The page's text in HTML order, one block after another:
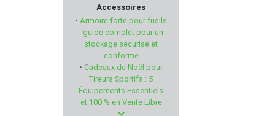
MAX KNIVES
HISTORIA LOISIRS
MARTINEZ ALBAINOX
CALDWELL
Accessoires
• Armoire forte pour fusils
: guide complet pour un
stockage sécurisé et
conforme
• Cadeaux de Noël pour
Tireurs Sportifs : 5
Équipements Essentiels
et 100 % en Vente Libre